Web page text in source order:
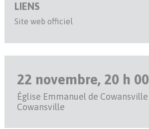
LIENS
Site web officiel
22 novembre, 20 h 00
Église Emmanuel de Cowansville
Cowansville